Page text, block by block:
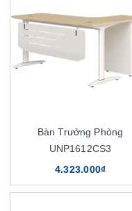
Bàn Trưởng Phòng
UNP1612CS3
4.323.000₫